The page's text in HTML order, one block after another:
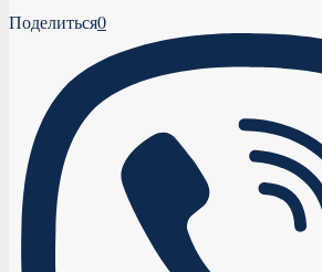
Поделиться0